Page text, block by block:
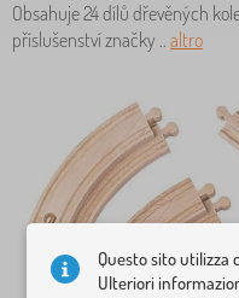
Obsahuje 24 dílů dřevěných
příslušenství značky .. altro
Questo sito utilizza
Ulteriori